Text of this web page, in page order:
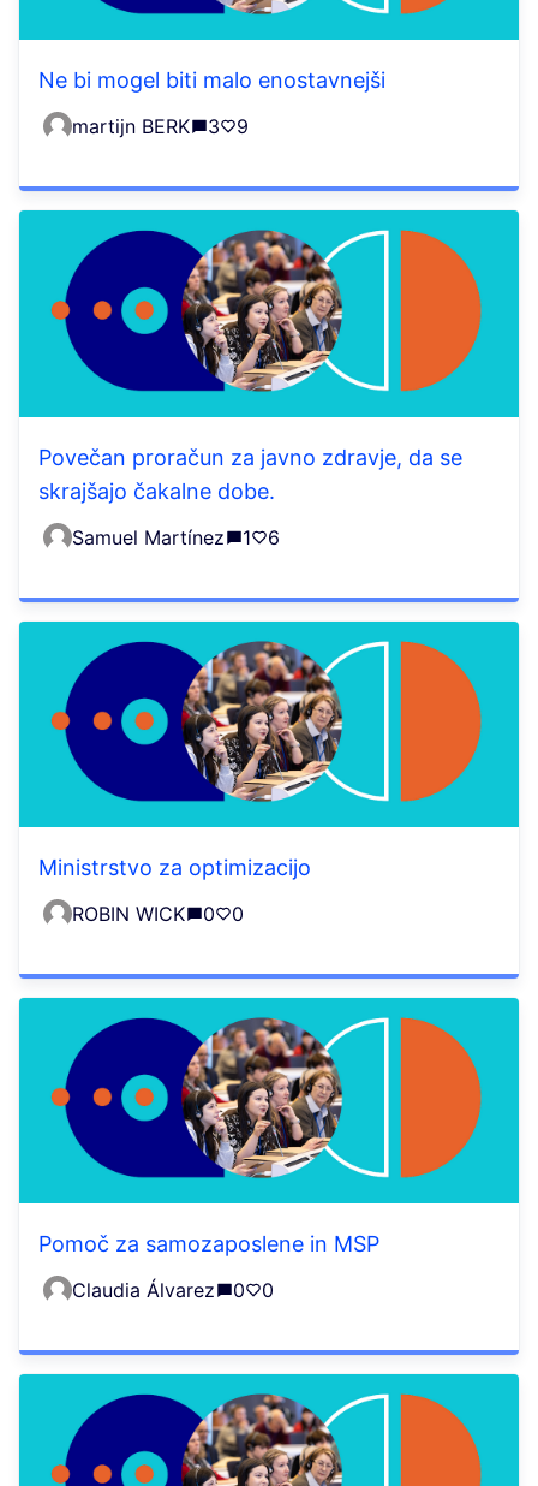
Ne bi mogel biti malo enostavnejši
martijn BERK 3 9
Povečan proračun za javno zdravje, da se
skrajšajo čakalne dobe.
Samuel Martínez 1 6
Ministrstvo za optimizacijo
ROBIN WICK 0 0
Pomoč za samozaposlene in MSP
Claudia Álvarez 0 0